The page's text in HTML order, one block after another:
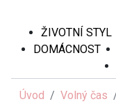
ŽIVOTNÍ STYL
DOMÁCNOST
Úvod Volný čas